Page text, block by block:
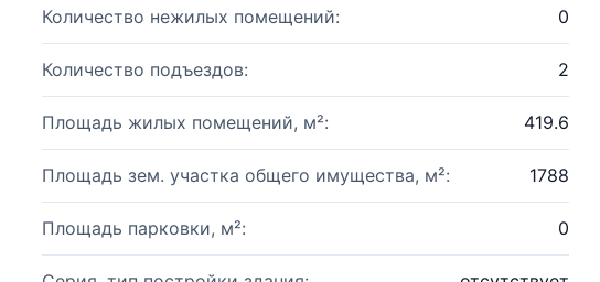
Количество нежилых помещений: 0
Количество подъездов: 2
Площадь жилых помещений, м²: 419.6
Площадь зем. участка общего имущества, м²: 1788
Площадь парковки, м²: 0